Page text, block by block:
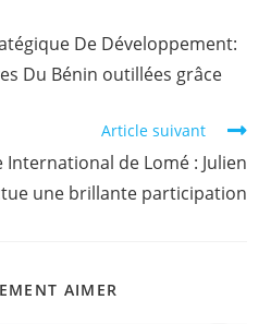
De Développement:
Du Bénin outillées grâce
Article suivant
International de Lomé : Julien
une brillante participation
AIMER